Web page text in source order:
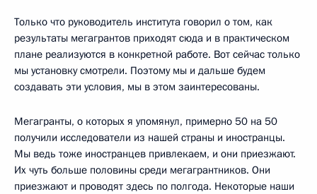
Только что руководитель института говорил о том, как
результаты мегагрантов приходят сюда и в практическом
плане реализуются в конкретной работе. Вот сейчас только
мы установку смотрели. Поэтому мы и дальше будем
создавать эти условия, мы в этом заинтересованы.
Мегагранты, о которых я упомянул, примерно 50 на 50
получили исследователи из нашей страны и иностранцы.
Мы ведь тоже иностранцев привлекаем, и они приезжают.
Их чуть больше половины среди мегагрантников. Они
приезжают и проводят здесь по полгода. Некоторые наши